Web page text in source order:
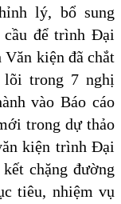
lý, bổ sung
cầu để trình Đại
kiện đã chắt
lõi trong 7 nghị
vào Báo cáo
trong dự thảo
kiện trình Đại
chặng đường
tiêu, nhiệm vụ